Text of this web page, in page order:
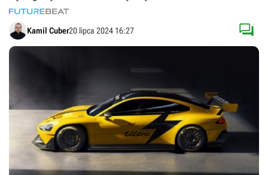
Kamil Cuber20 lipca 2024 16:27 